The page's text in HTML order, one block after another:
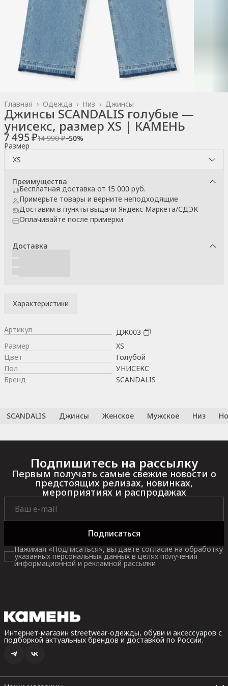
Джинсы
Низ ›
Одежда ›
Главная ›
Джинсы SCANDALIS голубые —
унисекс, размер XS | КАМЕНЬ
7 495 ₽14 990 ₽−50%
Размер
XS
Преимущества
Бесплатная доставка от 15 000 руб.
Примерьте товары и верните неподходящие
Доставим в пункты выдачи Яндекс Маркета/СДЭК
Оплачивайте после примерки
Доставка
Характеристики
Артикул
ДЖ003
Размер
XS
Цвет
Голубой
Пол
УНИСЕКС
Бренд
SCANDALIS
SCANDALIS Джинсы Женское Мужское Низ
Подпишитесь на рассылку
Первым получать самые свежие новости о
предстоящих релизах, новинках,
мероприятиях и распродажах
Подписаться
Нажимая «Подписаться», вы даете согласие на обработку
указанных персональных данных в целях получения
информационной и рекламной рассылки
Интернет-магазин streetwear-одежды, обуви и аксессуаров с
подборкой актуальных брендов и доставкой по России.